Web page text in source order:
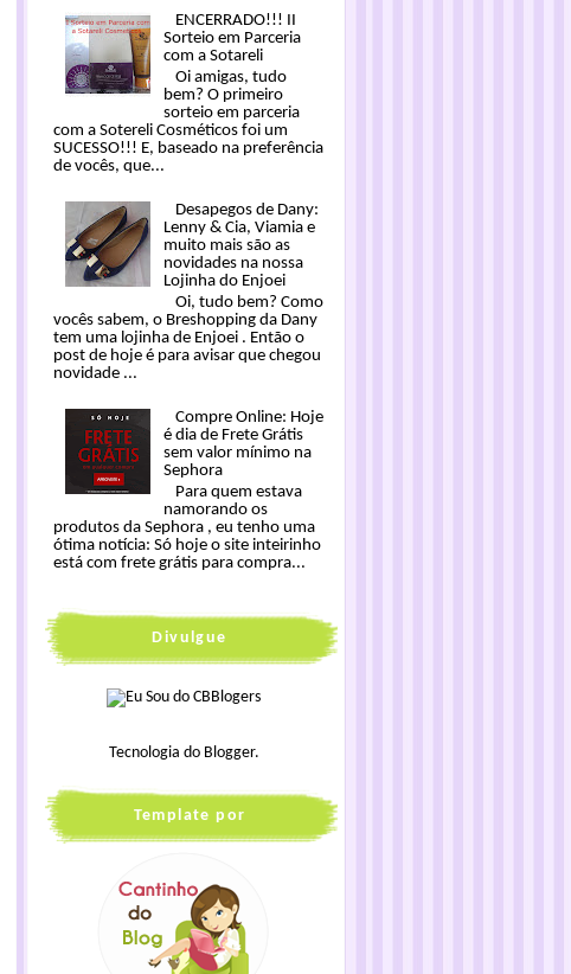
ENCERRADO!!! II
Sorteio em Parceria
com a Sotareli
Oi amigas, tudo
bem? O primeiro
sorteio em parceria
com a Sotereli Cosméticos foi um
SUCESSO!!! E, baseado na preferência
de vocês, que...
Desapegos de Dany:
Lenny & Cia, Viamia e
muito mais são as
novidades na nossa
Lojinha do Enjoei
Oi, tudo bem? Como
vocês sabem, o Breshopping da Dany
tem uma lojinha de Enjoei . Então o
post de hoje é para avisar que chegou
novidade ...
Compre Online: Hoje
é dia de Frete Grátis
sem valor mínimo na
Sephora
Para quem estava
namorando os
produtos da Sephora , eu tenho uma
ótima notícia: Só hoje o site inteirinho
está com frete grátis para compra...
Divulgue
Tecnologia do Blogger.
Template por